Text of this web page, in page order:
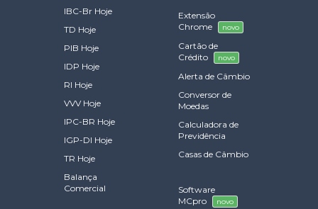
IBC-Br Hoje
TD Hoje
PIB Hoje
IDP Hoje
RI Hoje
VVV Hoje
IPC-BR Hoje
IGP-DI Hoje
TR Hoje
Balança
Comercial
Extensão
Chrome
novo
Cartão de
Crédito
novo
Alerta de Câmbio
Conversor de
Moedas
Calculadora de
Previdência
Casas de Câmbio
Software
MCpro
novo